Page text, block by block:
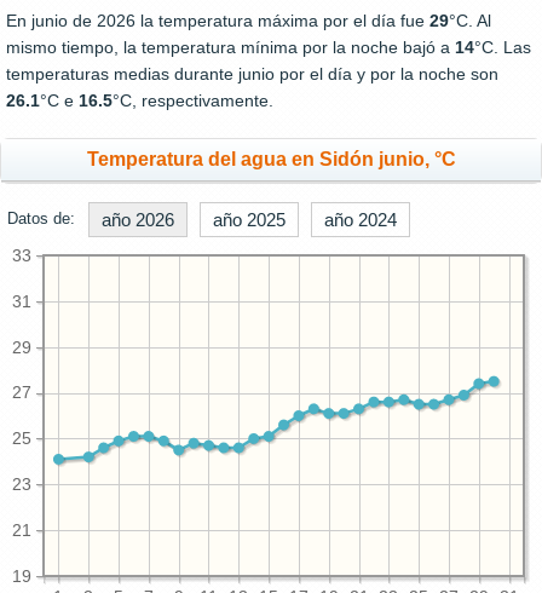
En junio de 2026 la temperatura máxima por el día fue 29°C. Al
mismo tiempo, la temperatura mínima por la noche bajó a 14°C. Las
temperaturas medias durante junio por el día y por la noche son
26.1°C e 16.5°C, respectivamente.
Temperatura del agua en Sidón junio, °C
Datos de: año 2026 año 2025 año 2024
19
21
23
25
27
29
31
33